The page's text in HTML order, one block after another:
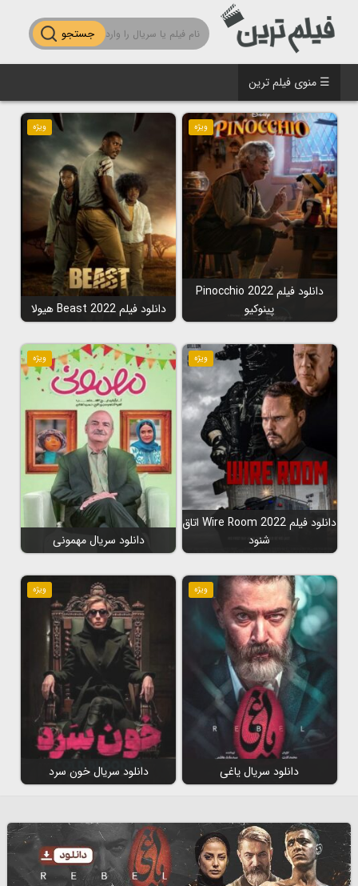
جستجو
☰ منوی فیلم ترین
ویژه
دانلود فیلم Pinocchio 2022
پینوکیو
ویژه
دانلود فیلم Beast 2022 هیولا
ویژه
دانلود فیلم Wire Room 2022 اتاق
شنود
ویژه
دانلود سریال مهمونی
ویژه
دانلود سریال یاغی
ویژه
دانلود سریال خون سرد